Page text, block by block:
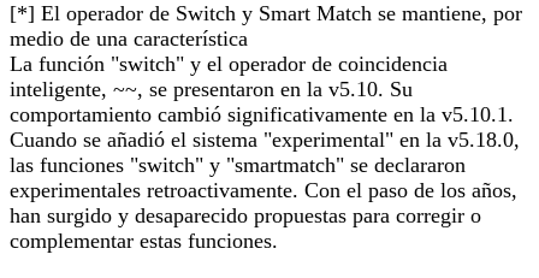
[*] El operador de Switch y Smart Match se mantiene, por
medio de una característica
La función "switch" y el operador de coincidencia
inteligente, ~~, se presentaron en la v5.10. Su
comportamiento cambió significativamente en la v5.10.1.
Cuando se añadió el sistema "experimental" en la v5.18.0,
las funciones "switch" y "smartmatch" se declararon
experimentales retroactivamente. Con el paso de los años,
han surgido y desaparecido propuestas para corregir o
complementar estas funciones.